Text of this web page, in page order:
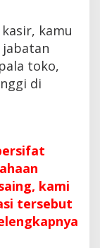
kamu
toko,
di
kami
tersebut